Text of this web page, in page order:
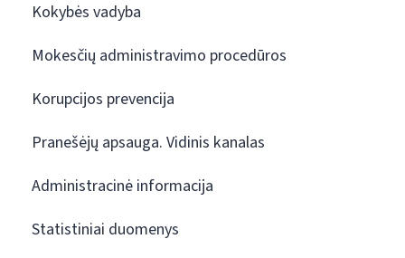
Kokybės vadyba
Mokesčių administravimo procedūros
Korupcijos prevencija
Pranešėjų apsauga. Vidinis kanalas
Administracinė informacija
Statistiniai duomenys